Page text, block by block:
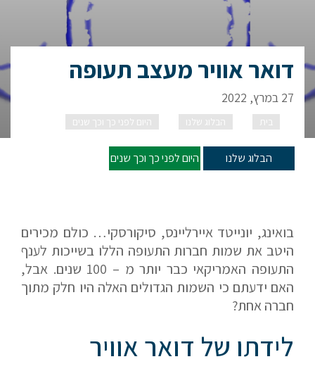
דואר אוויר מעצב תעופה
27 במרץ, 2022
בית הבלוג שלנו היום לפני כך וכך שנים
הבלוג שלנו היום לפני כך וכך שנים
בואינג, יונייטד איירליינס, סיקורסקי… כולם מכירים
היטב את שמות חברות התעופה הללו בשייכות לענף
התעופה האמריקאי כבר יותר מ – 100 שנים. אבל,
האם ידעתם כי השמות הגדולים האלה היו חלק מתוך
חברה אחת?
לידתו של דואר אוויר